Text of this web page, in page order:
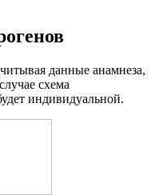
данные анамнеза,
схема
индивидуальной.